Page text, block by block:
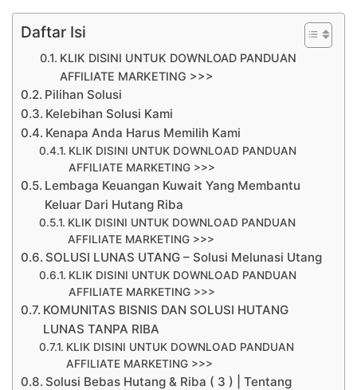
Daftar Isi
KLIK DISINI UNTUK DOWNLOAD PANDUAN
AFFILIATE MARKETING >>>
Pilihan Solusi
Kelebihan Solusi Kami
Kenapa Anda Harus Memilih Kami
KLIK DISINI UNTUK DOWNLOAD PANDUAN
AFFILIATE MARKETING >>>
Lembaga Keuangan Kuwait Yang Membantu
Keluar Dari Hutang Riba
KLIK DISINI UNTUK DOWNLOAD PANDUAN
AFFILIATE MARKETING >>>
SOLUSI LUNAS UTANG – Solusi Melunasi Utang
KLIK DISINI UNTUK DOWNLOAD PANDUAN
AFFILIATE MARKETING >>>
KOMUNITAS BISNIS DAN SOLUSI HUTANG
LUNAS TANPA RIBA
KLIK DISINI UNTUK DOWNLOAD PANDUAN
AFFILIATE MARKETING >>>
Solusi Bebas Hutang & Riba ( 3 ) | Tentang